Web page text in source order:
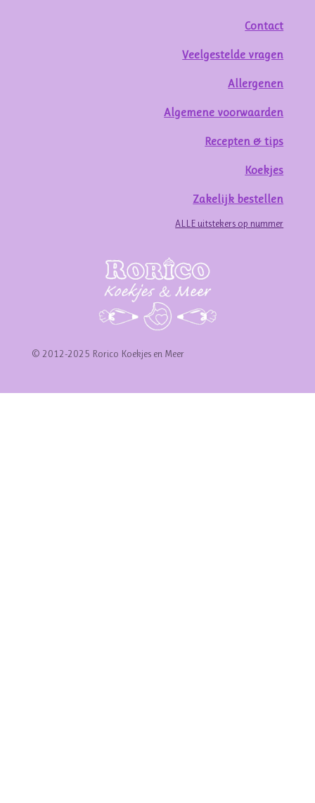
Contact
Veelgestelde vragen
Allergenen
Algemene voorwaarden
Recepten & tips
Koekjes
Zakelijk bestellen
ALLE uitstekers op nummer
© 2012-2025 Rorico Koekjes en Meer